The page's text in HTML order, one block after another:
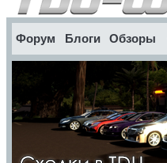
Форум Блоги Обзоры